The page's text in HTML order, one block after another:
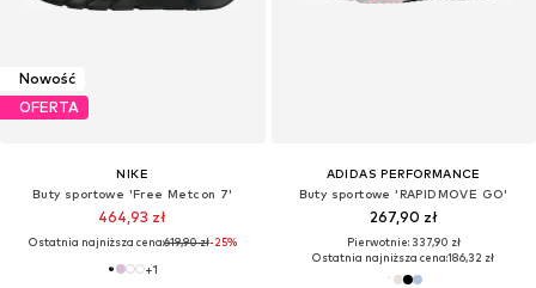
Nowość
OFERTA
NIKE
Buty sportowe 'Free Metcon 7'
464,93 zł
Ostatnia najniższa cena:619,90 zł-25%
+1
ADIDAS PERFORMANCE
Buty sportowe 'RAPIDMOVE GO'
267,90 zł
Pierwotnie: 337,90 zł
Ostatnia najniższa cena:186,32 zł